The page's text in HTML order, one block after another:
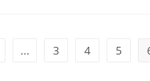
... 3 4 5